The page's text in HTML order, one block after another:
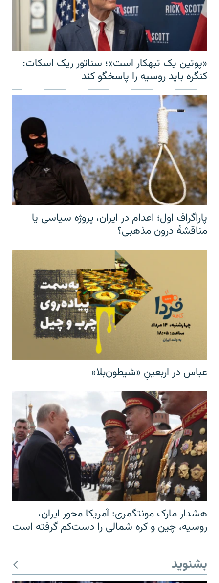
«پوتین یک تبهکار است»؛ سناتور ریک اسکات:
کنگره باید روسیه را پاسخگو کند
پاراگراف اول؛ اعدام در ایران، پروژه سیاسی یا
مناقشهٔ درون مذهبی؟
عباس در اربعینِ «شیطون‌بلا»
هشدار مارک مونتگمری: آمریکا محور ایران،
روسیه، چین و کره شمالی را دست‌کم گرفته است
بشنوید